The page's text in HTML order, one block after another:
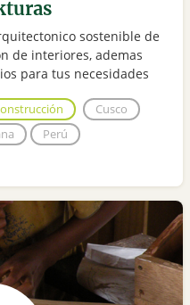
sostenible de
de interiores, ademas
para tus necesidades
Cusco
Perú